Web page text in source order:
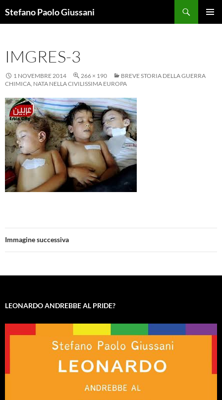
alStefano Paolo Giussani
IMGRES-3
1 NOVEMBRE 2014 266 × 190
BREVE STORIA DELLA GUERRA
CHIMICA, NATA NELLA CIVILISSIMA EUROPA
Immagine successiva
LEONARDO ANDREBBE AL PRIDE?